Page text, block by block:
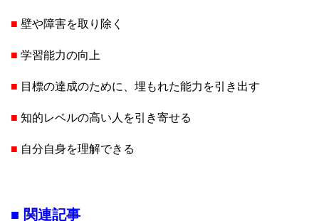
■ 壁や障害を取り除く
■ 学習能力の向上
■ 目標の達成のために、埋もれた能力を引き出す
■ 知的レベルの高い人を引き寄せる
■ 自分自身を理解できる
■ 関連記事